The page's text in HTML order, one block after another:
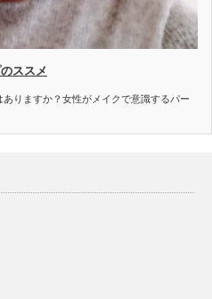
ススメ
りますか？女性がメイクで意識するパー